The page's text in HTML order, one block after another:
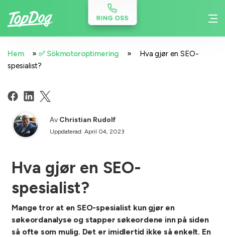
Hem » ✅ Sökmotoroptimering »
Hva gjør en SEO-
spesialist?
Av Christian Rudolf
Uppdaterad: April 04, 2023
Hva gjør en SEO-
spesialist?
Mange tror at en SEO-spesialist kun gjør en
søkeordanalyse og stapper søkeordene inn på siden
så ofte som mulig. Det er imidlertid ikke så enkelt. En